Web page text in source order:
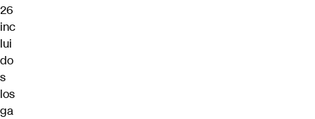
26
inc
lui
do
s
los
ga